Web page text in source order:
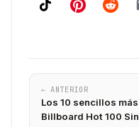
← ANTERIOR
Los 10 sencillos
Billboard Hot 100